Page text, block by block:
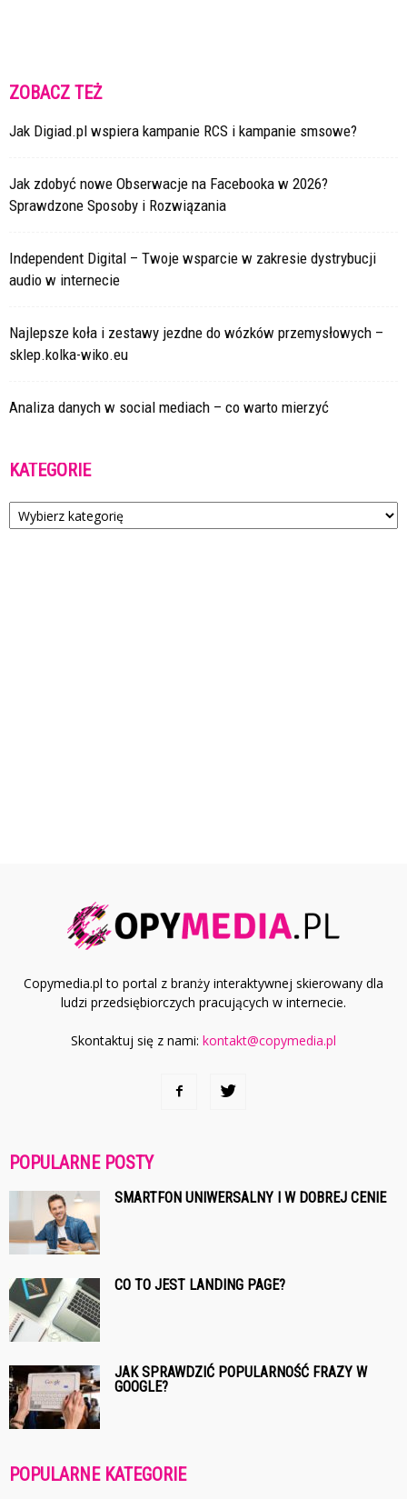
ZOBACZ TEŻ
Jak Digiad.pl wspiera kampanie RCS i kampanie smsowe?
Jak zdobyć nowe Obserwacje na Facebooka w 2026?
Sprawdzone Sposoby i Rozwiązania
Independent Digital – Twoje wsparcie w zakresie dystrybucji
audio w internecie
Najlepsze koła i zestawy jezdne do wózków przemysłowych –
sklep.kolka-wiko.eu
Analiza danych w social mediach – co warto mierzyć
KATEGORIE
Kategorie
Copymedia.pl to portal z branży interaktywnej skierowany dla
ludzi przedsiębiorczych pracujących w internecie.
Skontaktuj się z nami: kontakt@copymedia.pl
POPULARNE POSTY
SMARTFON UNIWERSALNY I W DOBREJ CENIE
CO TO JEST LANDING PAGE?
JAK SPRAWDZIĆ POPULARNOŚĆ FRAZY W
GOOGLE?
POPULARNE KATEGORIE